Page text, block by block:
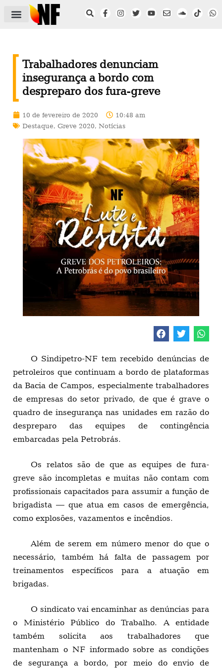
Trabalhadores denunciam
insegurança a bordo com
despreparo dos fura-greve
10 de fevereiro de 2020
10:48 am
Destaque, Greve 2020, Notícias
O Sindipetro-NF tem recebido denúncias de
petroleiros que continuam a bordo de plataformas
da Bacia de Campos, especialmente trabalhadores
de empresas do setor privado, de que é grave o
quadro de insegurança nas unidades em razão do
despreparo das equipes de contingência
embarcadas pela Petrobrás.
Os relatos são de que as equipes de fura-
greve são incompletas e muitas não contam com
profissionais capacitados para assumir a função de
brigadista — que atua em casos de emergência,
como explosões, vazamentos e incêndios.
Além de serem em número menor do que o
necessário, também há falta de passagem por
treinamentos específicos para a atuação em
brigadas.
O sindicato vai encaminhar as denúncias para
o Ministério Público do Trabalho. A entidade
também solicita aos trabalhadores que
mantenham o NF informado sobre as condições
de segurança a bordo, por meio do envio de